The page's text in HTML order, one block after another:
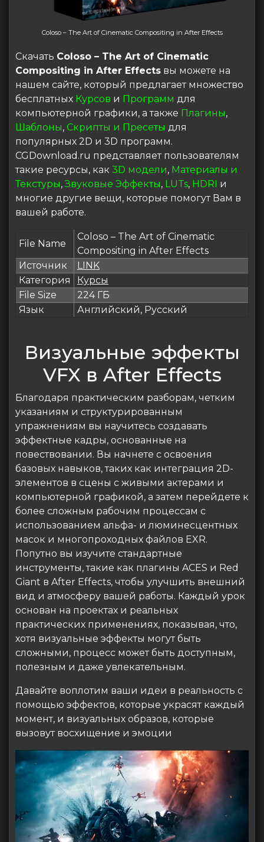
Coloso – The Art of Cinematic Compositing in After Effects
Скачать Coloso – The Art of Cinematic
Compositing in After Effects вы можете на
нашем сайте, который предлагает множество
бесплатных Курсов и Программ для
компьютерной графики, а также Плагины,
Шаблоны, Скрипты и Пресеты для
популярных 2D и 3D программ.
CGDownload.ru представляет пользователям
такие ресурсы, как 3D модели, Материалы и
Текстуры,Звуковые Эффекты, LUTs, HDRI и
многие другие вещи, которые помогут Вам в
вашей работе.
File Name
Coloso – The Art of Cinematic
Compositing in After Effects
Источник
LINK
Категория
Курсы
File Size
224 ГБ
Язык
Английский, Русский
Визуальные эффекты
VFX в After Effects
Благодаря практическим разборам, четким
указаниям и структурированным
упражнениям вы научитесь создавать
эффектные кадры, основанные на
повествовании. Вы начнете с освоения
базовых навыков, таких как интеграция 2D-
элементов в сцены с живыми актерами и
компьютерной графикой, а затем перейдете к
более сложным рабочим процессам с
использованием альфа- и люминесцентных
масок и многопроходных файлов EXR.
Попутно вы изучите стандартные
инструменты, такие как плагины ACES и Red
Giant в After Effects, чтобы улучшить внешний
вид и атмосферу вашей работы. Каждый урок
основан на проектах и ​​реальных
практических применениях, показывая, что,
хотя визуальные эффекты могут быть
сложными, процесс может быть доступным,
полезным и даже увлекательным.
Давайте воплотим ваши идеи в реальность с
помощью эффектов, которые украсят каждый
момент, и визуальных образов, которые
вызовут восхищение и эмоции